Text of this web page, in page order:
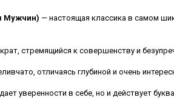
Мужчин) — настоящая классика в самом
стремящийся к совершенству и
отличаясь глубиной и очень
уверенности в себе, но и действует